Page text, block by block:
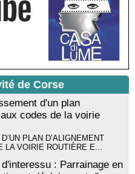
Nicolai, Trà Corsica è
Mare è monti - I Fulelli
de l’écrivaine Cécilia
Contemporaine - Caen /
et Monti - I Fulelli
Luciani autour de son
- Mediateca territuriale di
de Corse
d'un plan
codes de la voirie
PLAN D’ALIGNEMENT
LA VOIRIE ROUTIÈRE E...
: Parrainage en